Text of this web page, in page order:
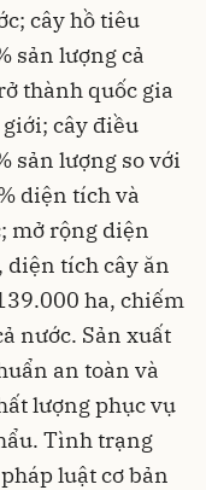
cây hồ tiêu
sản lượng cả
thành quốc gia
cây điều
sản lượng so với
diện tích và
mở rộng diện
diện tích cây ăn
ha, chiếm
nước. Sản xuất
an toàn và
lượng phục vụ
Tình trạng
luật cơ bản